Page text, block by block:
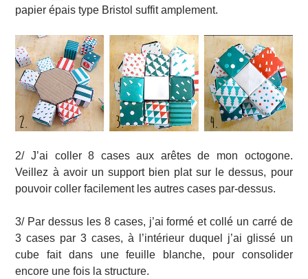
papier épais type Bristol suffit amplement.
2/ J’ai coller 8 cases aux arêtes de mon octogone.
Veillez à avoir un support bien plat sur le dessus, pour
pouvoir coller facilement les autres cases par-dessus.
3/ Par dessus les 8 cases, j’ai formé et collé un carré de
3 cases par 3 cases, à l’intérieur duquel j’ai glissé un
cube fait dans une feuille blanche, pour consolider
encore une fois la structure.